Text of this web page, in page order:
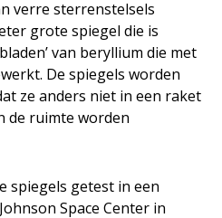
verre sterrenstelsels
grote spiegel die is
van beryllium die met
De spiegels worden
ze anders niet in een raket
de ruimte worden
spiegels getest in een
Space Center in